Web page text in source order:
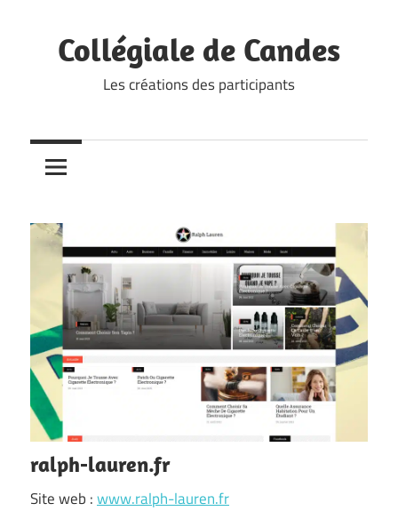
contentCollégiale de Candes
Les créations des participants
ralph-lauren.fr
Site web :www.ralph-lauren.fr